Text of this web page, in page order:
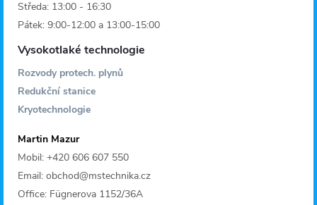
Středa: 13:00 - 16:30
Pátek: 9:00-12:00 a 13:00-15:00
Vysokotlaké technologie
Rozvody protech. plynů
Redukční stanice
Kryotechnologie
Martin Mazur
Mobil: +420 606 607 550
Email: obchod@mstechnika.cz
Office: Fügnerova 1152/36A